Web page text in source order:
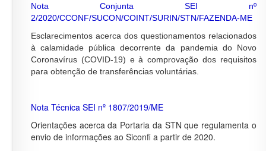
Nota Conjunta SEI nº
2/2020/CCONF/SUCON/COINT/SURIN/STN/FAZENDA-ME
Esclarecimentos acerca dos questionamentos relacionados
à calamidade pública decorrente da pandemia do Novo
Coronavírus (COVID-19) e à comprovação dos requisitos
para obtenção de transferências voluntárias.
Nota Técnica SEI nº 1807/2019/ME
Orientações acerca da Portaria da STN que regulamenta o
envio de informações ao Siconfi a partir de 2020.